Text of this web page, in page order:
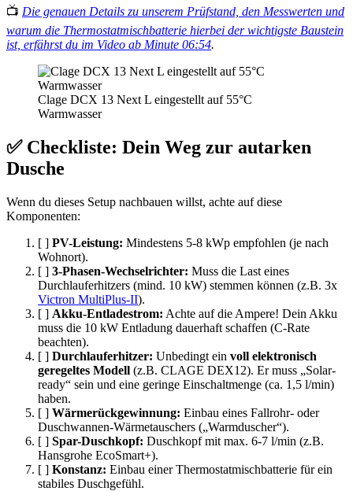
📺 Die genauen Details zu unserem Prüfstand, den Messwerten und
warum die Thermostatmischbatterie hierbei der wichtigste Baustein
ist, erfährst du im Video ab Minute 06:54.
Clage DCX 13 Next L eingestellt auf 55°C
Warmwasser
✅ Checkliste: Dein Weg zur autarken
Dusche
Wenn du dieses Setup nachbauen willst, achte auf diese
Komponenten:
[ ] PV-Leistung: Mindestens 5-8 kWp empfohlen (je nach
Wohnort).
[ ] 3-Phasen-Wechselrichter: Muss die Last eines
Durchlauferhitzers (mind. 10 kW) stemmen können (z.B. 3x
Victron MultiPlus-II).
[ ] Akku-Entladestrom: Achte auf die Ampere! Dein Akku
muss die 10 kW Entladung dauerhaft schaffen (C-Rate
beachten).
[ ] Durchlauferhitzer: Unbedingt ein voll elektronisch
geregeltes Modell (z.B. CLAGE DEX12). Er muss „Solar-
ready“ sein und eine geringe Einschaltmenge (ca. 1,5 l/min)
haben.
[ ] Wärmerückgewinnung: Einbau eines Fallrohr- oder
Duschwannen-Wärmetauschers („Warmduscher“).
[ ] Spar-Duschkopf: Duschkopf mit max. 6-7 l/min (z.B.
Hansgrohe EcoSmart+).
[ ] Konstanz: Einbau einer Thermostatmischbatterie für ein
stabiles Duschgefühl.